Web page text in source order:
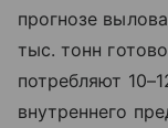
прогнозе
тыс. тонн
потребляют
внутреннего